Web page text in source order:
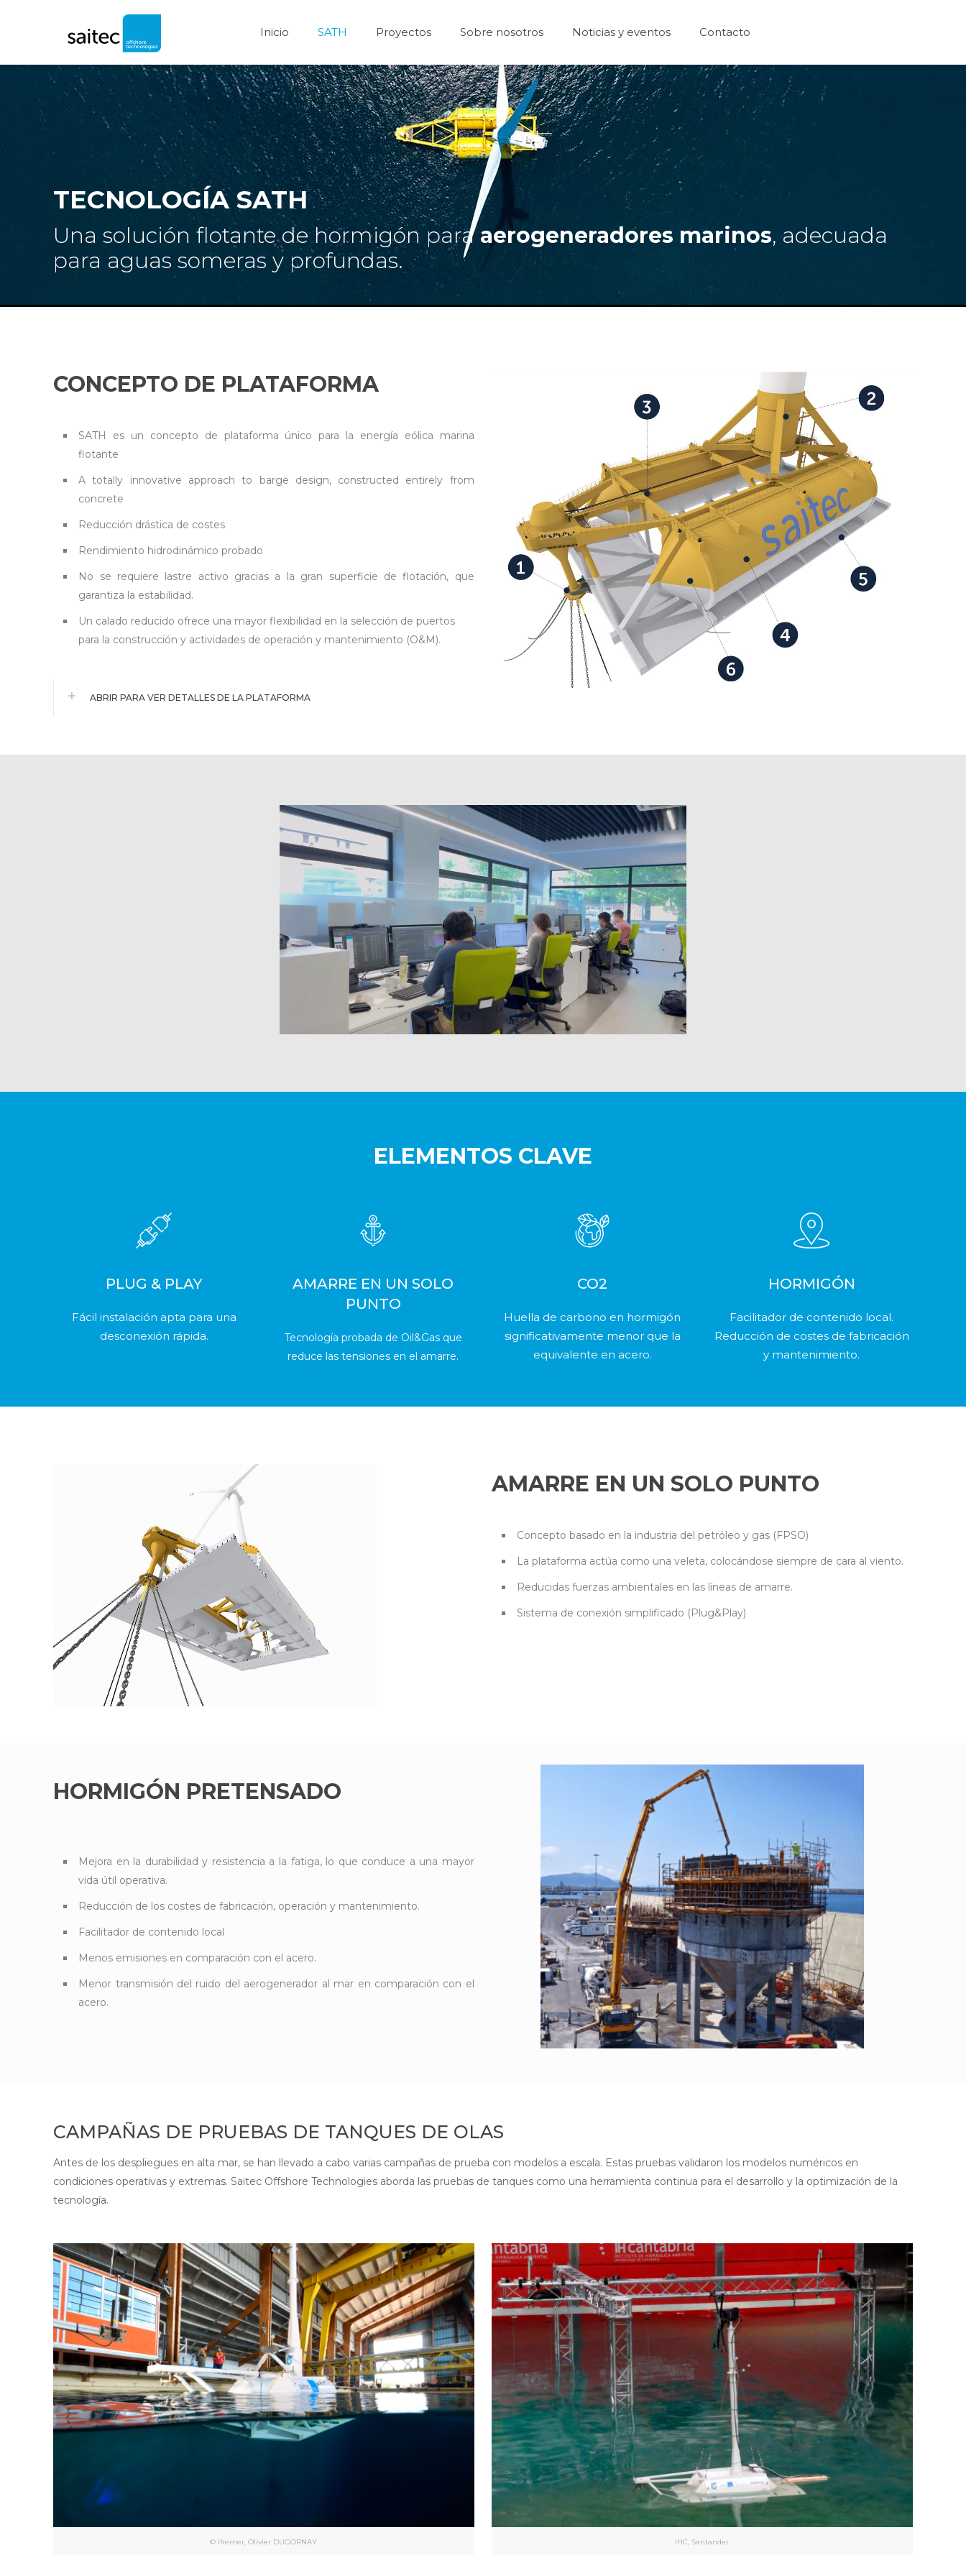
Inicio SATH Proyectos Sobre nosotros Noticias y eventos Contacto
TECNOLOGÍA SATH
Una solución flotante de hormigón paraaerogeneradores marinos, adecuada
para aguas someras y profundas.
CONCEPTO DE PLATAFORMA
SATH es un concepto de plataforma único para la energía eólica marina
flotante
A totally innovative approach to barge design, constructed entirely from
concrete
Reducción drástica de costes
Rendimiento hidrodinámico probado
No se requiere lastre activo gracias a la gran superficie de flotación, que
garantiza la estabilidad.
Un calado reducido ofrece una mayor flexibilidad en la selección de puertos
para la construcción y actividades de operación y mantenimiento (O&M).
ABRIR PARA VER DETALLES DE LA PLATAFORMA
ELEMENTOS CLAVE
PLUG & PLAY
Fácil instalación apta para una
desconexión rápida.
AMARRE EN UN SOLO
PUNTO
Tecnología probada de Oil&Gas que
reduce las tensiones en el amarre.
CO2
Huella de carbono en hormigón
significativamente menor que la
equivalente en acero.
HORMIGÓN
Facilitador de contenido local.
Reducción de costes de fabricación
y mantenimiento.
AMARRE EN UN SOLO PUNTO
Concepto basado en la industria del petróleo y gas (FPSO)
La plataforma actúa como una veleta, colocándose siempre de cara al viento.
Reducidas fuerzas ambientales en las líneas de amarre.
Sistema de conexión simplificado (Plug&Play)
HORMIGÓN PRETENSADO
Mejora en la durabilidad y resistencia a la fatiga, lo que conduce a una mayor
vida útil operativa.
Reducción de los costes de fabricación, operación y mantenimiento.
Facilitador de contenido local
Menos emisiones en comparación con el acero.
Menor transmisión del ruido del aerogenerador al mar en comparación con el
acero.
CAMPAÑAS DE PRUEBAS DE TANQUES DE OLAS
Antes de los despliegues en alta mar, se han llevado a cabo varias campañas de prueba con modelos a escala. Estas pruebas validaron los modelos numéricos en
condiciones operativas y extremas. Saitec Offshore Technologies aborda las pruebas de tanques como una herramienta continua para el desarrollo y la optimización de la
tecnología.
© Ifremer, Olivier DUGORNAY IHC, Santander